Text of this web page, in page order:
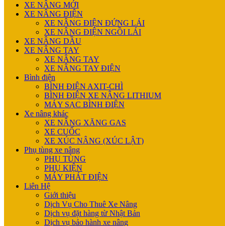
XE NÂNG MỚI
XE NÂNG ĐIỆN
XE NÂNG ĐIỆN ĐỨNG LÁI
XE NÂNG ĐIỆN NGỒI LÁI
XE NÂNG DẦU
XE NÂNG TAY
XE NÂNG TAY
XE NÂNG TAY ĐIỆN
Bình điện
BÌNH ĐIỆN AXIT-CHÌ
BÌNH ĐIỆN XE NÂNG LITHIUM
MÁY SẠC BÌNH ĐIỆN
Xe nâng khác
XE NÂNG XĂNG GAS
XE CUỐC
XE XÚC NÂNG (XÚC LẬT)
Phụ tùng xe nâng
PHỤ TÙNG
PHỤ KIỆN
MÁY PHÁT ĐIỆN
Liên Hệ
Giới thiệu
Dịch Vụ Cho Thuê Xe Nâng
Dịch vụ đặt hàng từ Nhật Bản
Dịch vụ bảo hành xe nâng